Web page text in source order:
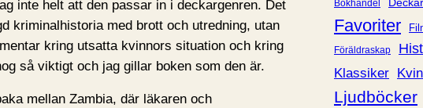
inte helt att den passar in i deckargenren. Det
kriminalhistoria med brott och utredning, utan
kring utsatta kvinnors situation och kring
så viktigt och jag gillar boken som den är.
mellan Zambia, där läkaren och
e
r
Bokhandel
Favoriter
Föräldraskap
Klassiker
Ljudböcker